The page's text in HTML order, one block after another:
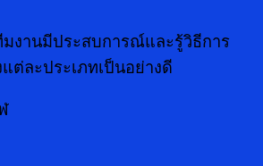
มงานมีประสบการณ์และรู้วิธีการ
ต่ละประเภทเป็นอย่างดี